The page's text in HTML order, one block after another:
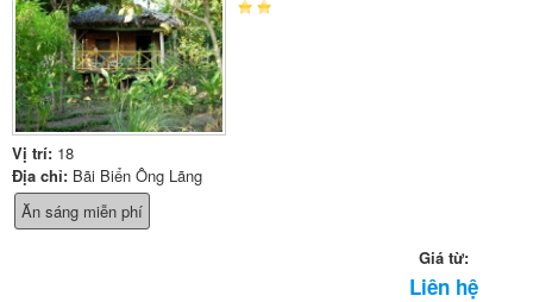
Vị trí: 18
Địa chỉ: Bãi Biển Ông Lãng
Ăn sáng miễn phí
Giá từ:
Liên hệ